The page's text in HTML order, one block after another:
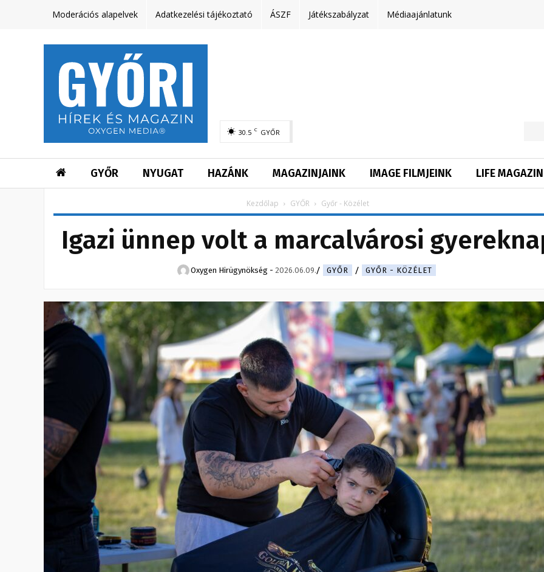
Moderációs alapelvek Adatkezelési tájékoztató ÁSZF Játékszabályzat Médiaajánlatunk
30.5 C GYŐR
GYŐR NYUGAT HAZÁNK MAGAZINJAINK IMAGE FILMJEINK LIFE MAGAZIN
Kezdőlap GYŐR Győr - Közélet
Igazi ünnep volt a marcalvárosi
Oxygen Hirügynökség - 2026.06.09. GYŐR GYŐR - KÖZÉLET